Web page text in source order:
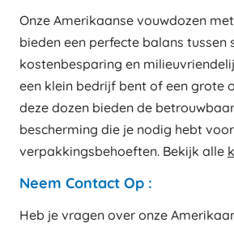
Onze Amerikaanse vouwdozen
bieden een perfecte balans tussen
kostenbesparing en
een klein bedrijf bent of een grote
deze dozen bieden de
bescherming die je nodig hebt
verpakkingsbehoeften. Bekijk alle
Neem Contact Op :
Heb je vragen over onze